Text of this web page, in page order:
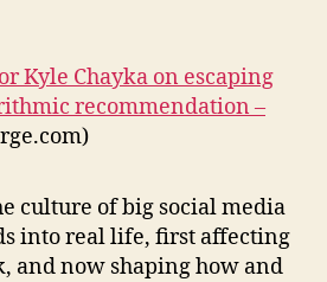
Kyle Chayka on escaping
recommendation –
culture of big social media
into real life, first affecting
and now shaping how and